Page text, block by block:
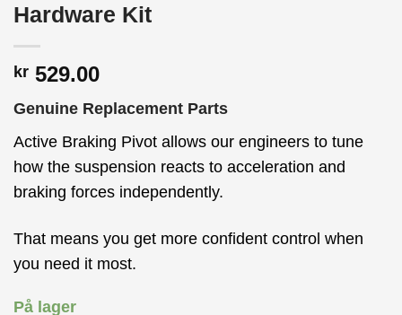
Hardware Kit
kr 529.00
Genuine Replacement Parts
Active Braking Pivot allows our engineers to tune
how the suspension reacts to acceleration and
braking forces independently.
That means you get more confident control when
you need it most.
På lager